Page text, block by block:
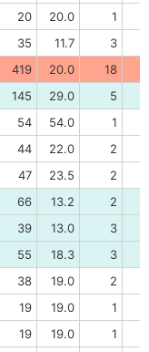
20 20.0
1
35 11.7
3
419 20.0
18
145 29.0
5
54 54.0
1
44 22.0
2
47 23.5
2
66 13.2
2
39 13.0
3
55 18.3
3
38 19.0
2
19 19.0
1
19 19.0
1